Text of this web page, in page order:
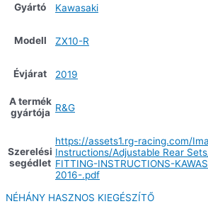
Gyártó Kawasaki
Modell ZX10-R
Évjárat 2019
A termék
gyártója R&G
Szerelési
segédlet
https://assets1.rg-racing.com/
Instructions/Adjustable Rear
FITTING-INSTRUCTIONS-
2016-.pdf
NÉHÁNY HASZNOS KIEGÉSZÍTŐ